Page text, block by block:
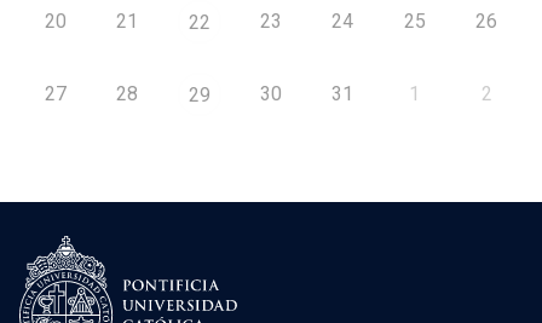
20 21 22 23 24 25 26
27 28 29 30 31 1 2